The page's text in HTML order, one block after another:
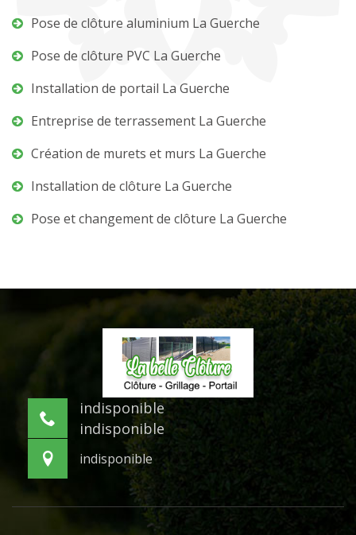
Pose de clôture aluminium La Guerche
Pose de clôture PVC La Guerche
Installation de portail La Guerche
Entreprise de terrassement La Guerche
Création de murets et murs La Guerche
Installation de clôture La Guerche
Pose et changement de clôture La Guerche
indisponible
indisponible
indisponible